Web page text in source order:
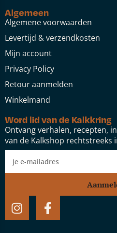
Algemeen
Algemene voorwaarden
Levertijd & verzendkosten
Mijn account
Privacy Policy
Retour aanmelden
Winkelmand
Word lid van de Kalkkring
Ontvang verhalen, recepten,
van de Kalkshop rechtstreeks